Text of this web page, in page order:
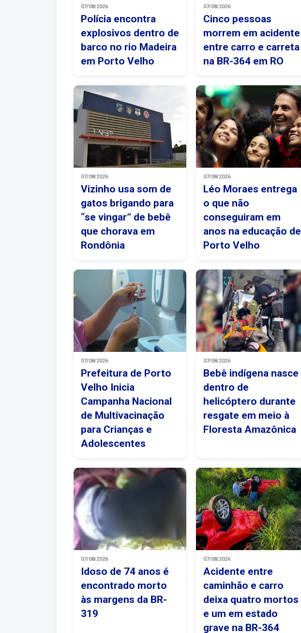
07/08/2026
Polícia encontra
explosivos dentro de
barco no rio Madeira
em Porto Velho
07/08/2026
Cinco pessoas
morrem em acidente
entre carro e carreta
na BR-364 em RO
07/08/2026
Vizinho usa som de
gatos brigando para
“se vingar” de bebê
que chorava em
Rondônia
07/08/2026
Léo Moraes entrega
o que não
conseguiram em
anos na educação de
Porto Velho
07/08/2026
Prefeitura de Porto
Velho Inicia
Campanha Nacional
de Multivacinação
para Crianças e
Adolescentes
07/08/2026
Bebê indígena nasce
dentro de
helicóptero durante
resgate em meio à
Floresta Amazônica
07/08/2026
Idoso de 74 anos é
encontrado morto
às margens da BR-
319
07/08/2026
Acidente entre
caminhão e carro
deixa quatro mortos
e um em estado
grave na BR-364